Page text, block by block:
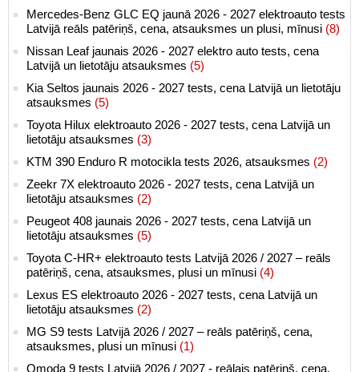
Mercedes-Benz GLC EQ jaunā 2026 - 2027 elektroauto tests
Latvijā reāls patēriņš, cena, atsauksmes un plusi, mīnusi (8)
Nissan Leaf jaunais 2026 - 2027 elektro auto tests, cena
Latvijā un lietotāju atsauksmes (5)
Kia Seltos jaunais 2026 - 2027 tests, cena Latvijā un lietotāju
atsauksmes (5)
Toyota Hilux elektroauto 2026 - 2027 tests, cena Latvijā un
lietotāju atsauksmes (3)
KTM 390 Enduro R motocikla tests 2026, atsauksmes (2)
Zeekr 7X elektroauto 2026 - 2027 tests, cena Latvijā un
lietotāju atsauksmes (2)
Peugeot 408 jaunais 2026 - 2027 tests, cena Latvijā un
lietotāju atsauksmes (5)
Toyota C-HR+ elektroauto tests Latvijā 2026 / 2027 – reāls
patēriņš, cena, atsauksmes, plusi un mīnusi (4)
Lexus ES elektroauto 2026 - 2027 tests, cena Latvijā un
lietotāju atsauksmes (2)
MG S9 tests Latvijā 2026 / 2027 – reāls patēriņš, cena,
atsauksmes, plusi un mīnusi (1)
Omoda 9 tests Latvijā 2026 / 2027 - reālais patēriņš, cena,